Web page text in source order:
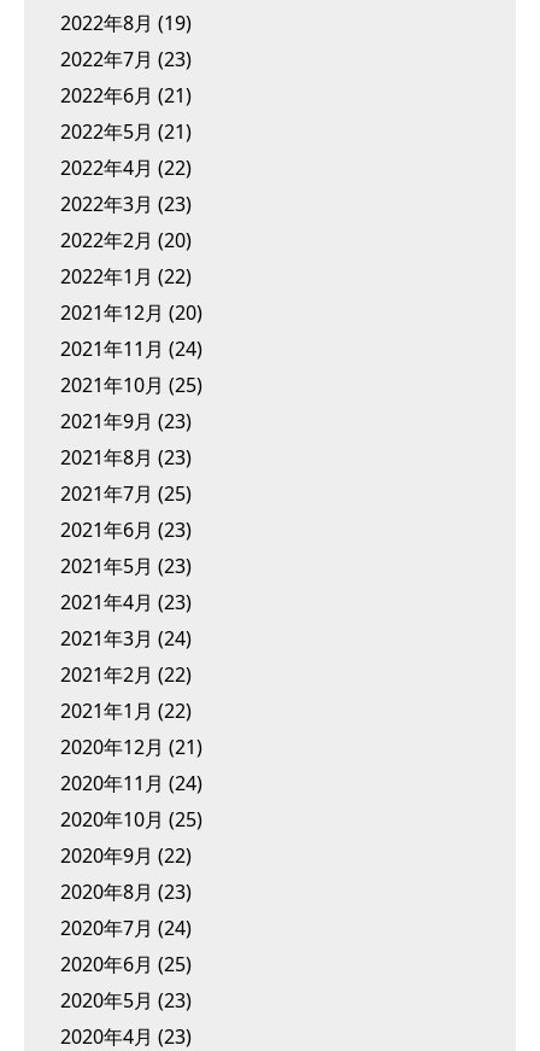
2022年8月 (19)
2022年7月 (23)
2022年6月 (21)
2022年5月 (21)
2022年4月 (22)
2022年3月 (23)
2022年2月 (20)
2022年1月 (22)
2021年12月 (20)
2021年11月 (24)
2021年10月 (25)
2021年9月 (23)
2021年8月 (23)
2021年7月 (25)
2021年6月 (23)
2021年5月 (23)
2021年4月 (23)
2021年3月 (24)
2021年2月 (22)
2021年1月 (22)
2020年12月 (21)
2020年11月 (24)
2020年10月 (25)
2020年9月 (22)
2020年8月 (23)
2020年7月 (24)
2020年6月 (25)
2020年5月 (23)
2020年4月 (23)